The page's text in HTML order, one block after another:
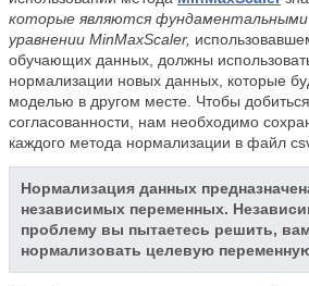
которые являются
уравнении MinMaxScaler,
обучающих данных, должны
нормализации новых данных, которые
моделью в другом месте. Чтобы
согласованности, нам необходимо
каждого метода нормализации в файл
Нормализация данных
независимых переменных.
проблему вы пытаетесь решить,
нормализовать целевую